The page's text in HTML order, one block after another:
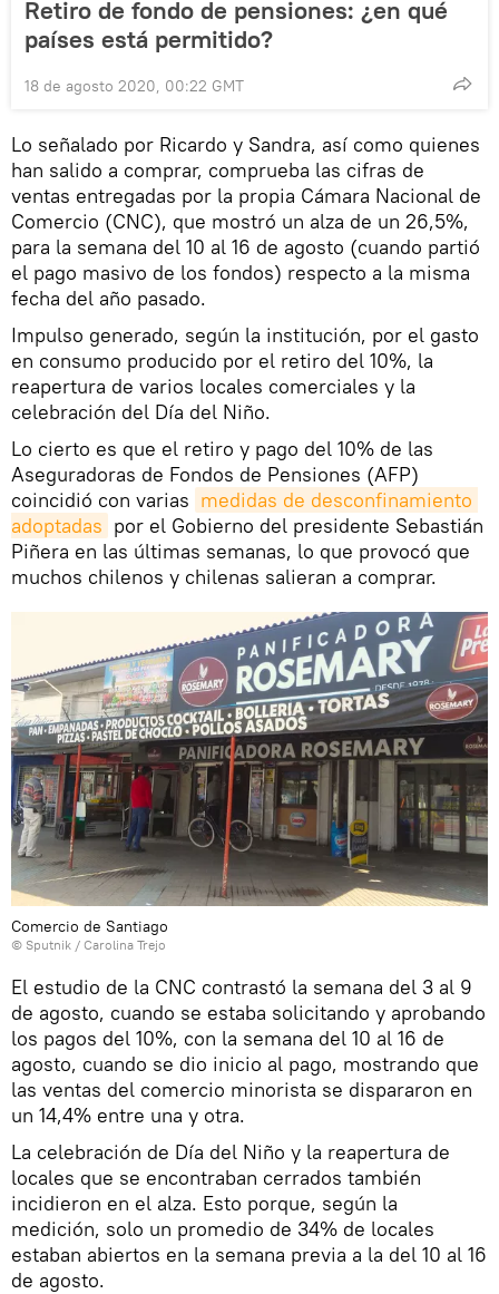
Retiro de fondo de pensiones: ¿en qué
países está permitido?
18 de agosto 2020, 00:22 GMT
Lo señalado por Ricardo y Sandra, así como quienes
han salido a comprar, comprueba las cifras de
ventas entregadas por la propia Cámara Nacional de
Comercio (CNC), que mostró un alza de un 26,5%,
para la semana del 10 al 16 de agosto (cuando partió
el pago masivo de los fondos) respecto a la misma
fecha del año pasado.
Impulso generado, según la institución, por el gasto
en consumo producido por el retiro del 10%, la
reapertura de varios locales comerciales y la
celebración del Día del Niño.
Lo cierto es que el retiro y pago del 10% de las
Aseguradoras de Fondos de Pensiones (AFP)
coincidió con varias medidas de desconfinamiento
adoptadas por el Gobierno del presidente Sebastián
Piñera en las últimas semanas, lo que provocó que
muchos chilenos y chilenas salieran a comprar.
Comercio de Santiago
© Sputnik / Carolina Trejo
El estudio de la CNC contrastó la semana del 3 al 9
de agosto, cuando se estaba solicitando y aprobando
los pagos del 10%, con la semana del 10 al 16 de
agosto, cuando se dio inicio al pago, mostrando que
las ventas del comercio minorista se dispararon en
un 14,4% entre una y otra.
La celebración de Día del Niño y la reapertura de
locales que se encontraban cerrados también
incidieron en el alza. Esto porque, según la
medición, solo un promedio de 34% de locales
estaban abiertos en la semana previa a la del 10 al 16
de agosto.